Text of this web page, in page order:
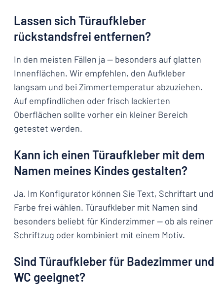
Lassen sich Türaufkleber
rückstandsfrei entfernen?
In den meisten Fällen ja — besonders auf glatten
Innenflächen. Wir empfehlen, den Aufkleber
langsam und bei Zimmertemperatur abzuziehen.
Auf empfindlichen oder frisch lackierten
Oberflächen sollte vorher ein kleiner Bereich
getestet werden.
Kann ich einen Türaufkleber mit dem
Namen meines Kindes gestalten?
Ja. Im Konfigurator können Sie Text, Schriftart und
Farbe frei wählen. Türaufkleber mit Namen sind
besonders beliebt für Kinderzimmer — ob als reiner
Schriftzug oder kombiniert mit einem Motiv.
Sind Türaufkleber für Badezimmer und
WC geeignet?